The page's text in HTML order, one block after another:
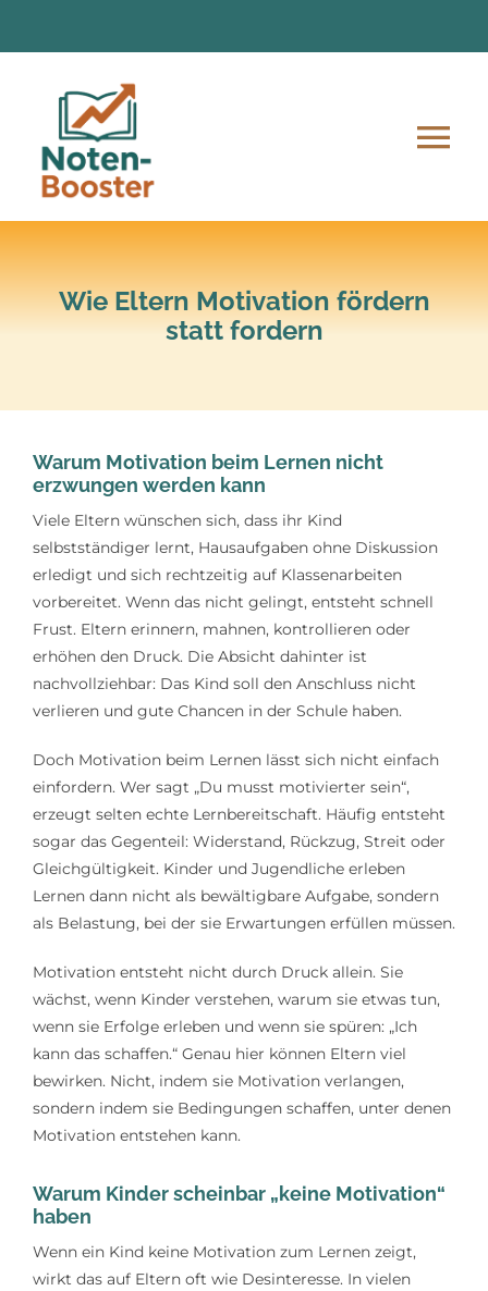
Angebote
Anmeldung und Ablauf
Lerntipps
Wie Eltern Motivation fördern
statt fordern
Warum Motivation beim Lernen nicht
erzwungen werden kann
Viele Eltern wünschen sich, dass ihr Kind
selbstständiger lernt, Hausaufgaben ohne Diskussion
erledigt und sich rechtzeitig auf Klassenarbeiten
vorbereitet. Wenn das nicht gelingt, entsteht schnell
Frust. Eltern erinnern, mahnen, kontrollieren oder
erhöhen den Druck. Die Absicht dahinter ist
nachvollziehbar: Das Kind soll den Anschluss nicht
verlieren und gute Chancen in der Schule haben.
Doch Motivation beim Lernen lässt sich nicht einfach
einfordern. Wer sagt „Du musst motivierter sein“,
erzeugt selten echte Lernbereitschaft. Häufig entsteht
sogar das Gegenteil: Widerstand, Rückzug, Streit oder
Gleichgültigkeit. Kinder und Jugendliche erleben
Lernen dann nicht als bewältigbare Aufgabe, sondern
als Belastung, bei der sie Erwartungen erfüllen müssen.
Motivation entsteht nicht durch Druck allein. Sie
wächst, wenn Kinder verstehen, warum sie etwas tun,
wenn sie Erfolge erleben und wenn sie spüren: „Ich
kann das schaffen.“ Genau hier können Eltern viel
bewirken. Nicht, indem sie Motivation verlangen,
sondern indem sie Bedingungen schaffen, unter denen
Motivation entstehen kann.
Warum Kinder scheinbar „keine Motivation“
haben
Wenn ein Kind keine Motivation zum Lernen zeigt,
wirkt das auf Eltern oft wie Desinteresse. In vielen